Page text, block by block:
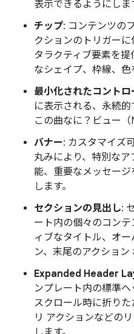
表示できるようにしま
チップ: コンテンツの
クションのトリガー
タラクティブ要素を
なシェイプ、枠線、色
最小化されたコントロ
に表示される、永続
この曲なに？ビュー（
バナー: カスタマイズ
丸みにより、特別な
能、重要なメッセー
します。
セクションの見出し:
ート内の個々のコン
ィブなタイトル、オ
ン、末尾のアクション
Expanded Header
ンプレート内の標準ヘ
スクロール時に折り
リ アクションなどの